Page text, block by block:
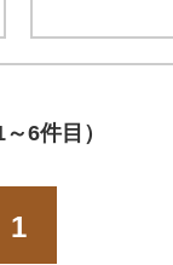
6件目）
1